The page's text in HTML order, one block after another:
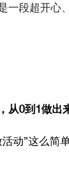
段超开心
从0到1做出
动”这么简单